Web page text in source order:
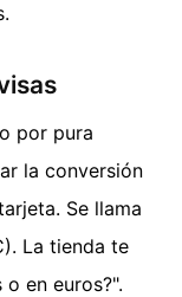
por pura
la conversión
Se llama
La tienda te
en euros?".